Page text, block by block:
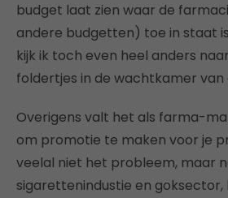
budget laat zien waar de
andere budgetten) toe in staat
kijk ik toch even heel anders
foldertjes in de wachtkamer van
Overigens valt het als farma-
om promotie te maken voor je
veelal niet het probleem, maar
sigarettenindustie en goksector,